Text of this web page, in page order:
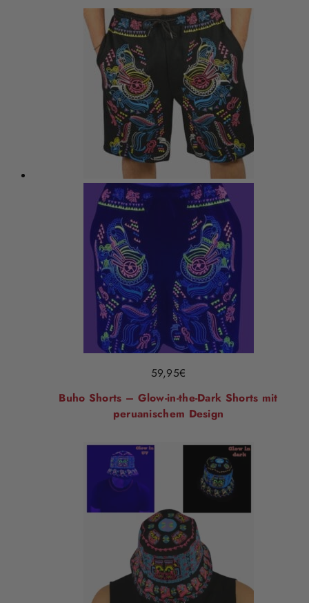
59,95€
Buho Shorts – Glow-in-the-Dark Shorts mit
peruanischem Design